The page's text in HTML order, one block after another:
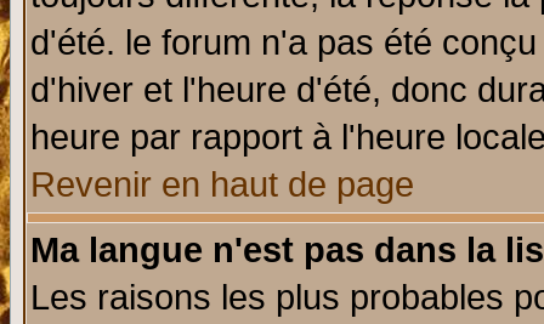
d'été. le forum n'a pas été
d'hiver et l'heure d'été, donc
heure par rapport à l'heure
Revenir en haut de page
Ma langue n'est pas dans la
Les raisons les plus probables